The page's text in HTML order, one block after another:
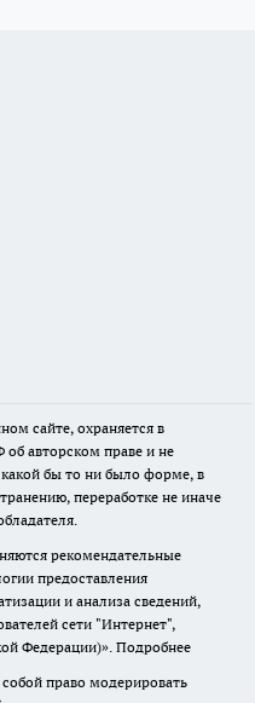
сайте, охраняется в
об авторском праве и не
бы то ни было форме, в
переработке не иначе
рекомендательные
предоставления
и анализа сведений,
сети "Интернет",
Федерации)». Подробнее
право модерировать